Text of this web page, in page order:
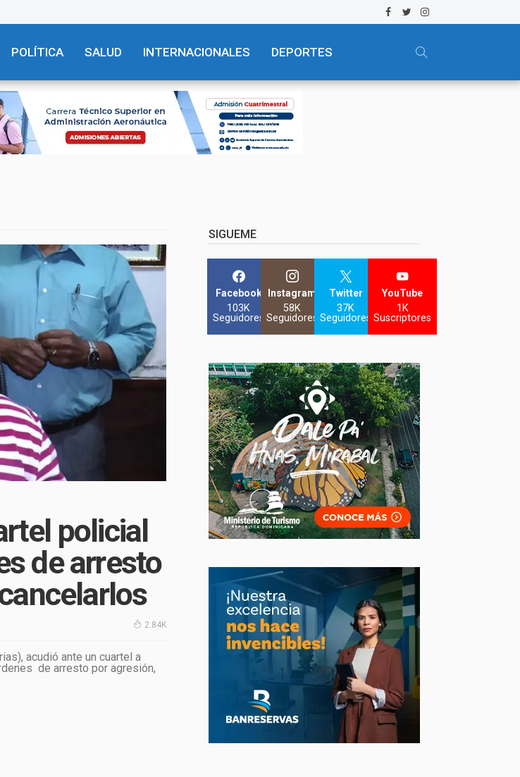
POLÍTICA SALUD INTERNACIONALES DEPORTES
policial
de arresto
2.84K
acudió ante un cuartel a
de arresto por agresión,
SIGUEME
Facebook
103K
Seguidores
Instagram
58K
Seguidores
Twitter
37K
Seguidores
YouTube
1K
Suscriptores